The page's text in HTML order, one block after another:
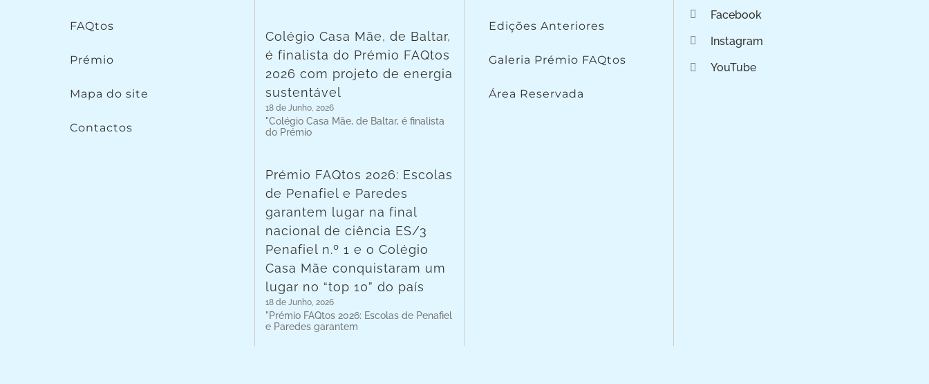
FAQtos
Prémio
Mapa do site
Contactos
Colégio Casa Mãe, de Baltar,
é finalista do Prémio FAQtos
2026 com projeto de energia
sustentável
18 de Junho, 2026
"Colégio Casa Mãe, de Baltar, é finalista
do Prémio
Prémio FAQtos 2026: Escolas
de Penafiel e Paredes
garantem lugar na final
nacional de ciência ES/3
Penafiel n.º 1 e o Colégio
Casa Mãe conquistaram um
lugar no “top 10” do país
18 de Junho, 2026
"Prémio FAQtos 2026: Escolas de Penafiel
e Paredes garantem
Edições Anteriores
Galeria Prémio FAQtos
Área Reservada
Facebook
Instagram
YouTube